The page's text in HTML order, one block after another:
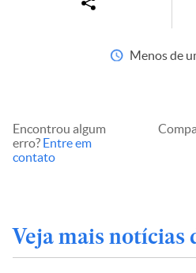
Menos de
Encontrou algum
erro? Entre em
contato
Veja mais notícias